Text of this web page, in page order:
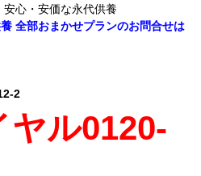
心・安価な永代供養
全部おまかせプランのお問合せは
2
ヤル0120-